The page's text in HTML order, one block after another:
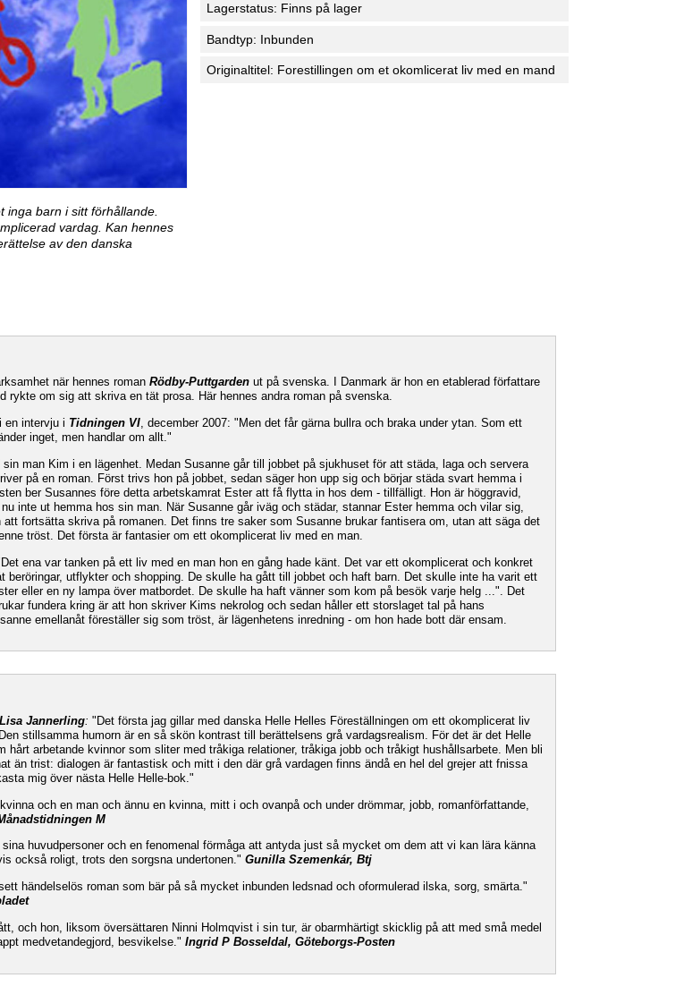
inga barn i sitt förhållande.
vardag. Kan hennes
av den danska
Lagerstatus: Finns på lager
Bandtyp: Inbunden
Originaltitel: Forestillingen om et okomlicerat liv med en mand
när hennes romanRödby-Puttgarden ut på svenska. I Danmark är hon en etablerad författare
rykte om sig att skriva en tät prosa. Här hennes andra roman på svenska.
en intervju i Tidningen VI, december 2007: "Men det får gärna bullra och braka under ytan. Som ett
inget, men handlar om allt."
man Kim i en lägenhet. Medan Susanne går till jobbet på sjukhuset för att städa, laga och servera
på en roman. Först trivs hon på jobbet, sedan säger hon upp sig och börjar städa svart hemma i
ber Susannes före detta arbetskamrat Ester att få flytta in hos dem - tillfälligt. Hon är höggravid,
inte ut hemma hos sin man. När Susanne går iväg och städar, stannar Ester hemma och vilar sig,
fortsätta skriva på romanen. Det finns tre saker som Susanne brukar fantisera om, utan att säga det
tröst. Det första är fantasier om ett okomplicerat liv med en man.
ena var tanken på ett liv med en man hon en gång hade känt. Det var ett okomplicerat och konkret
beröringar, utflykter och shopping. De skulle ha gått till jobbet och haft barn. Det skulle inte ha varit ett
eller en ny lampa över matbordet. De skulle ha haft vänner som kom på besök varje helg ...". Det
fundera kring är att hon skriver Kims nekrolog och sedan håller ett storslaget tal på hans
emellanåt föreställer sig som tröst, är lägenhetens inredning - om hon hade bott där ensam.
Jannerling: "Det första jag gillar med danska Helle Helles Föreställningen om ett okomplicerat liv
stillsamma humorn är en så skön kontrast till berättelsens grå vardagsrealism. För det är det Helle
hårt arbetande kvinnor som sliter med tråkiga relationer, tråkiga jobb och tråkigt hushållsarbete. Men bli
än trist: dialogen är fantastisk och mitt i den där grå vardagen finns ändå en hel del grejer att fnissa
mig över nästa Helle Helle-bok."
och en man och ännu en kvinna, mitt i och ovanpå och under drömmar, jobb, romanförfattande,
M
huvudpersoner och en fenomenal förmåga att antyda just så mycket om dem att vi kan lära känna
också roligt, trots den sorgsna undertonen."Gunilla Szemenkár, Btj
händelselös roman som bär på så mycket inbunden ledsnad och oformulerad ilska, sorg, smärta."
och hon, liksom översättaren Ninni Holmqvist i sin tur, är obarmhärtigt skicklig på att med små medel
medvetandegjord, besvikelse."Ingrid P Bosseldal, Göteborgs-Posten